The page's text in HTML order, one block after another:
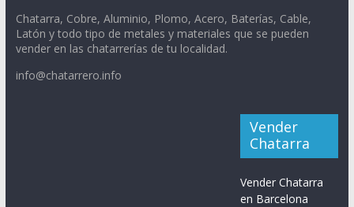
Chatarra, Cobre, Aluminio, Plomo, Acero, Baterías, Cable,
Latón y todo tipo de metales y materiales que se pueden
vender en las chatarrerías de tu localidad.
info@chatarrero.info
Vender
Chatarra
Vender Chatarra
en Barcelona